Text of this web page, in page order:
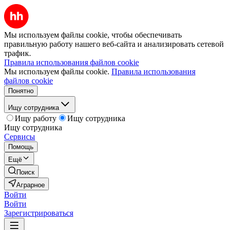
Мы используем файлы cookie, чтобы обеспечивать
правильную работу нашего веб-сайта и анализировать сетевой
трафик.
Правила использования файлов cookie
Мы используем файлы cookie. Правила использования
файлов cookie
Понятно
Ищу сотрудника
Ищу работу
Ищу сотрудника
Ищу сотрудника
Сервисы
Помощь
Ещё
Поиск
Аграрное
Войти
Войти
Зарегистрироваться